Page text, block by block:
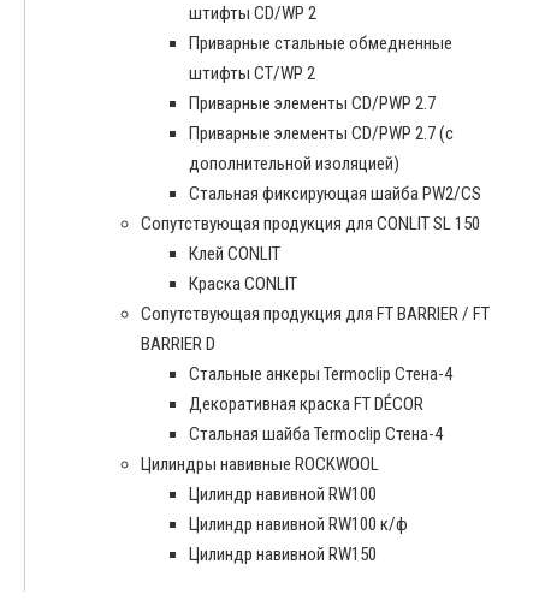
штифты CD/WP 2
Приварные стальные обмедненные
штифты CT/WP 2
Приварные элементы CD/PWP 2.7
Приварные элементы CD/PWP 2.7 (с
дополнительной изоляцией)
Стальная фиксирующая шайба PW2/CS
Сопутствующая продукция для CONLIT SL 150
Клей CONLIT
Краска CONLIT
Сопутствующая продукция для FT BARRIER / FT
BARRIER D
Cтальные анкеры Termoclip Стена-4
Декоративная краска FT DÉCOR
Стальная шайба Termoclip Стена-4
Цилиндры навивные ROCKWOOL
Цилиндр навивной RW100
Цилиндр навивной RW100 к/ф
Цилиндр навивной RW150